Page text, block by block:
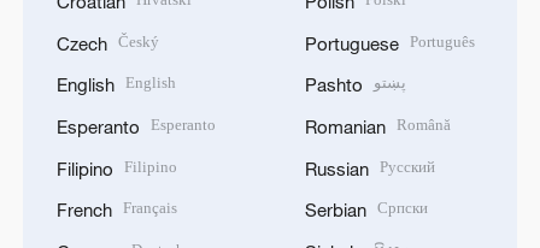
Czech Český
English English
Esperanto Esperanto
Filipino Filipino
French Français
Portuguese Português
Pashto پښتو
Romanian Română
Russian Русский
Serbian Српски